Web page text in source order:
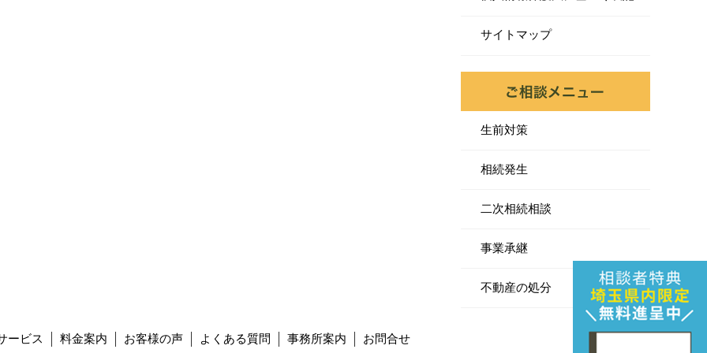
サイトマップ
生前対策
相続発生
二次相続相談
事業承継
不動産の処分
ービス 料金案内 お客様の声 よくある質問 事務所案内 お問合せ